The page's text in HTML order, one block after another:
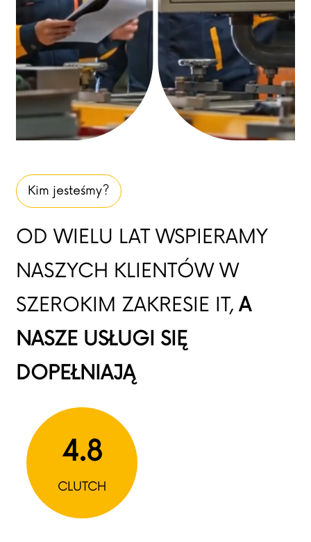
Kim jesteśmy?
OD WIELU LAT WSPIERAMY
NASZYCH KLIENTÓW W
SZEROKIM ZAKRESIE IT, A
NASZE USŁUGI SIĘ
DOPEŁNIAJĄ
4.8
CLUTCH